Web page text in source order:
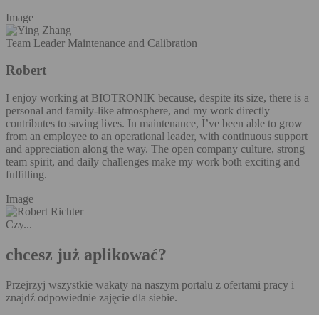
Image
Team Leader Maintenance and Calibration
Robert
I enjoy working at BIOTRONIK because, despite its size, there is a
personal and family-like atmosphere, and my work directly
contributes to saving lives. In maintenance, I’ve been able to grow
from an employee to an operational leader, with continuous support
and appreciation along the way. The open company culture, strong
team spirit, and daily challenges make my work both exciting and
fulfilling.
Image
Czy...
chcesz już aplikować?
Przejrzyj wszystkie wakaty na naszym portalu z ofertami pracy i
znajdź odpowiednie zajęcie dla siebie.